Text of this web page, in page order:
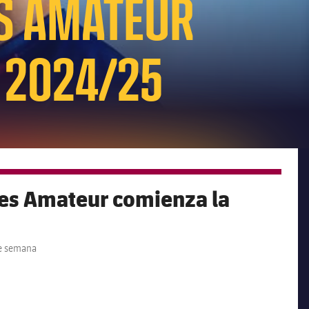
AMATEUR
2024/25
Amateur comienza la
semana